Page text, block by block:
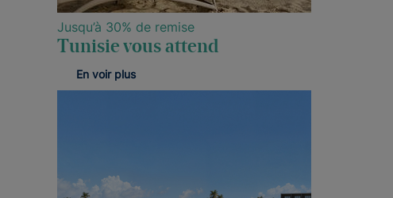
Jusqu’à 30% de remise
Tunisie vous attend
En voir plus